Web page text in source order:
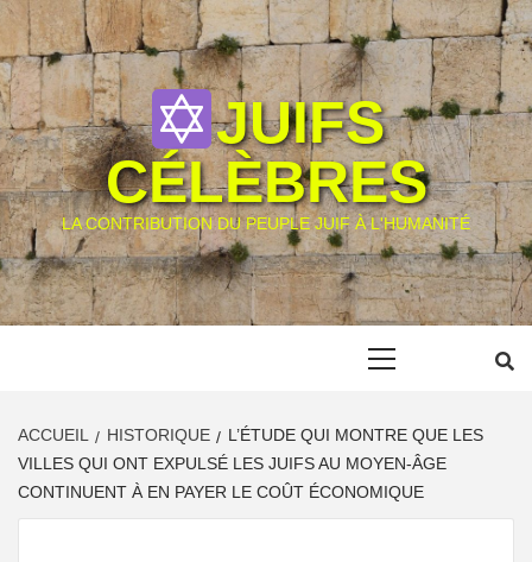
Skip
content
JUIFS
CÉLÈBRES
LA CONTRIBUTION DU PEUPLE JUIF À L'HUMANITÉ
ACCUEIL HISTORIQUE
L’ÉTUDE QUI MONTRE QUE LES
VILLES QUI ONT EXPULSÉ LES JUIFS AU MOYEN-ÂGE
CONTINUENT À EN PAYER LE COÛT ÉCONOMIQUE